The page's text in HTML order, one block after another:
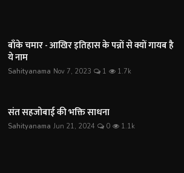
बाँके चमार - आखिर इतिहास के पन्नों से क्यों गायब है
ये नाम
Sahityanama Nov 7, 2023 1 1.7k
संत सहजोबाई की भक्ति साधना
Sahityanama Jun 21, 2024 0 1.1k